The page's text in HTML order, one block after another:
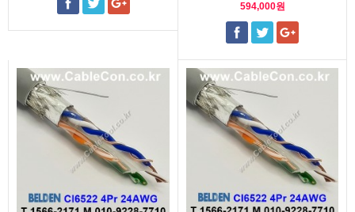
594,000원